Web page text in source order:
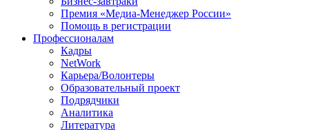
Премия «Медиа-Менеджер России»
Помощь в регистрации
Профессионалам
Кадры
NetWork
Карьера/Волонтеры
Образовательный проект
Подрядчики
Аналитика
Литература